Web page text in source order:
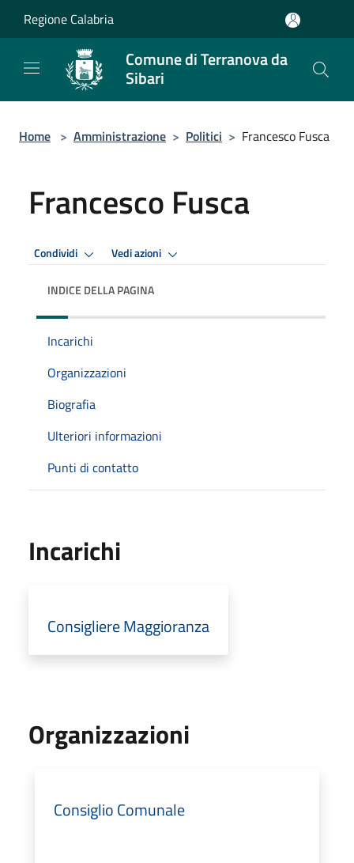
Regione Calabria
Comune di Terranova da
Sibari
Home > Amministrazione > Politici > Francesco Fusca
Francesco Fusca
Condividi Vedi azioni
INDICE DELLA PAGINA
Incarichi
Organizzazioni
Biografia
Ulteriori informazioni
Punti di contatto
Incarichi
Consigliere Maggioranza
Organizzazioni
Consiglio Comunale